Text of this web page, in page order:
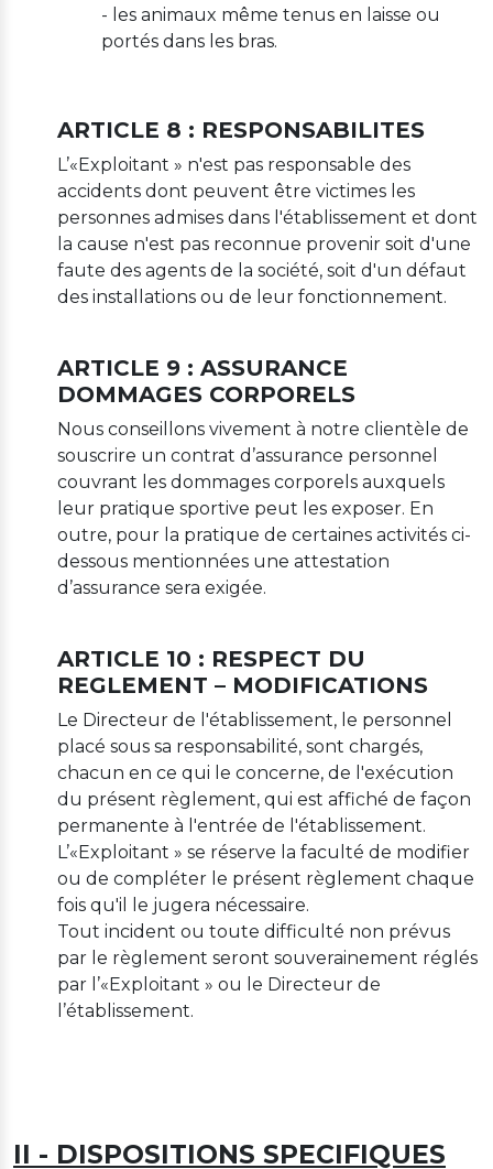
- les animaux même tenus en laisse ou
portés dans les bras.
ARTICLE 8 : RESPONSABILITES
L’«Exploitant » n'est pas responsable des
accidents dont peuvent être victimes les
personnes admises dans l'établissement et dont
la cause n'est pas reconnue provenir soit d'une
faute des agents de la société, soit d'un défaut
des installations ou de leur fonctionnement.
ARTICLE 9 : ASSURANCE
DOMMAGES CORPORELS
Nous conseillons vivement à notre clientèle de
souscrire un contrat d’assurance personnel
couvrant les dommages corporels auxquels
leur pratique sportive peut les exposer. En
outre, pour la pratique de certaines activités ci-
dessous mentionnées une attestation
d’assurance sera exigée.
ARTICLE 10 : RESPECT DU
REGLEMENT – MODIFICATIONS
Le Directeur de l'établissement, le personnel
placé sous sa responsabilité, sont chargés,
chacun en ce qui le concerne, de l'exécution
du présent règlement, qui est affiché de façon
permanente à l'entrée de l'établissement.
L’«Exploitant » se réserve la faculté de modifier
ou de compléter le présent règlement chaque
fois qu'il le jugera nécessaire.
Tout incident ou toute difficulté non prévus
par le règlement seront souverainement réglés
par l’«Exploitant » ou le Directeur de
l’établissement.
II - DISPOSITIONS SPECIFIQUES